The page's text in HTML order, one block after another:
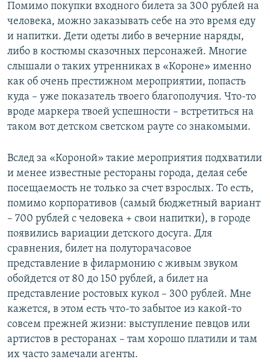
Помимо покупки входного билета за 300 рублей на
человека, можно заказывать себе на это время еду
и напитки. Дети одеты либо в вечерние наряды,
либо в костюмы сказочных персонажей. Многие
слышали о таких утренниках в «Короне» именно
как об очень престижном мероприятии, попасть
куда – уже показатель твоего благополучия. Что-то
вроде маркера твоей успешности – встретиться на
таком вот детском светском рауте со знакомыми.
Вслед за «Короной» такие мероприятия подхватили
и менее известные рестораны города, делая себе
посещаемость не только за счет взрослых. То есть,
помимо корпоративов (самый бюджетный вариант
– 700 рублей с человека + свои напитки), в городе
появились вариации детского досуга. Для
сравнения, билет на полуторачасовое
представление в филармонию с живым звуком
обойдется от 80 до 150 рублей, а билет на
представление ростовых кукол – 300 рублей. Мне
кажется, в этом есть что-то забытое из какой-то
совсем прежней жизни: выступление певцов или
артистов в ресторанах – там хорошо платили и там
их часто замечали агенты.